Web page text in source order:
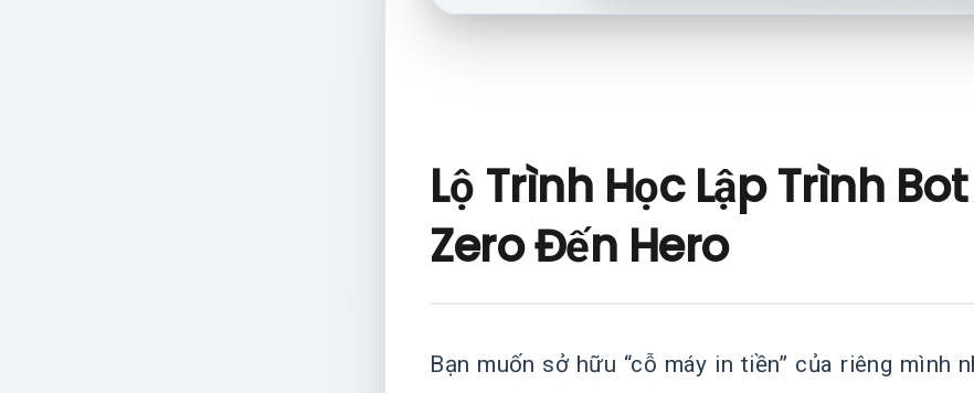
Lộ Trình Học Lập Trình
Zero Đến Hero
Bạn muốn sở hữu “cỗ máy in tiền” của riêng